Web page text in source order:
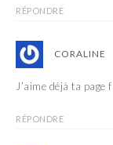
RÉPONDRE
CORALINE
J’aime déjà ta page
RÉPONDRE